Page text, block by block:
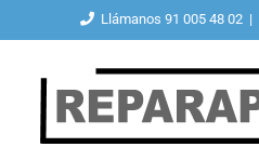
contenido
Llámanos 91 005 48 02 |